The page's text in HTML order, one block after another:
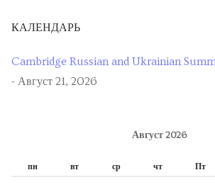
КАЛЕНДАРЬ
Cambridge Russian and Ukrainian
- Август 21, 2026
Август 2026
пн вт ср чт Пт